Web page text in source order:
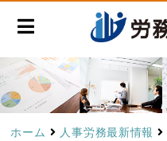
ホーム 人事労務最新情報